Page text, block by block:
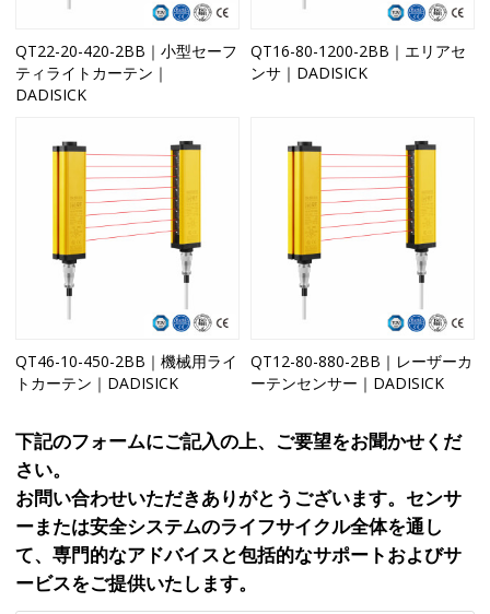
QT22-20-420-2BB｜小型セーフ
ティライトカーテン｜
DADISICK
QT16-80-1200-2BB｜エリアセ
ンサ｜DADISICK
QT46-10-450-2BB｜機械用ライ
トカーテン｜DADISICK
QT12-80-880-2BB｜レーザーカ
ーテンセンサー｜DADISICK
下記のフォームにご記入の上、ご要望をお聞かせくだ
さい。
お問い合わせいただきありがとうございます。センサ
ーまたは安全システムのライフサイクル全体を通し
て、専門的なアドバイスと包括的なサポートおよびサ
ービスをご提供いたします。